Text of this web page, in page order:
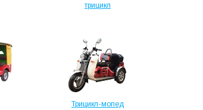
трицикл
Трицикл-мопед